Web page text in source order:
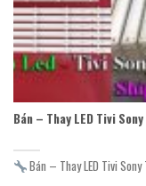
Bán – Thay LED Tivi
Bán – Thay LED Tivi